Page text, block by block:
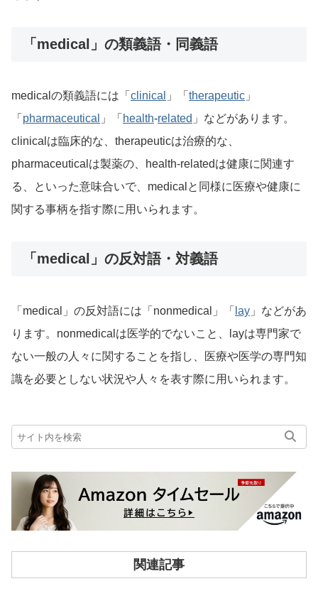
「medical」の類義語・同義語
medicalの類義語には「 clinical 」「 therapeutic 」
「 pharmaceutical 」「 health-related 」などがあります。
clinicalは臨床的な、therapeuticは治療的な、
pharmaceuticalは製薬の、health-relatedは健康に関連す
る、といった意味合いで、medicalと同様に医療や健康に
関する事柄を指す際に用いられます。
「medical」の反対語・対義語
「medical」の反対語には「nonmedical」「 lay 」などがあ
ります。nonmedicalは医学的でないこと、layは専門家で
ない一般の人々に関することを指し、医療や医学の専門知
識を必要としない状況や人々を表す際に用いられます。
関連記事